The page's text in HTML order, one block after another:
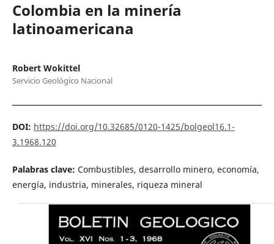
Colombia en la minería
latinoamericana
Robert Wokittel
Servicio Geológico Nacional
DOI: https://doi.org/10.32685/0120-1425/bolgeol16.1-
3.1968.120
Palabras clave: Combustibles, desarrollo minero, economía,
energía, industria, minerales, riqueza mineral